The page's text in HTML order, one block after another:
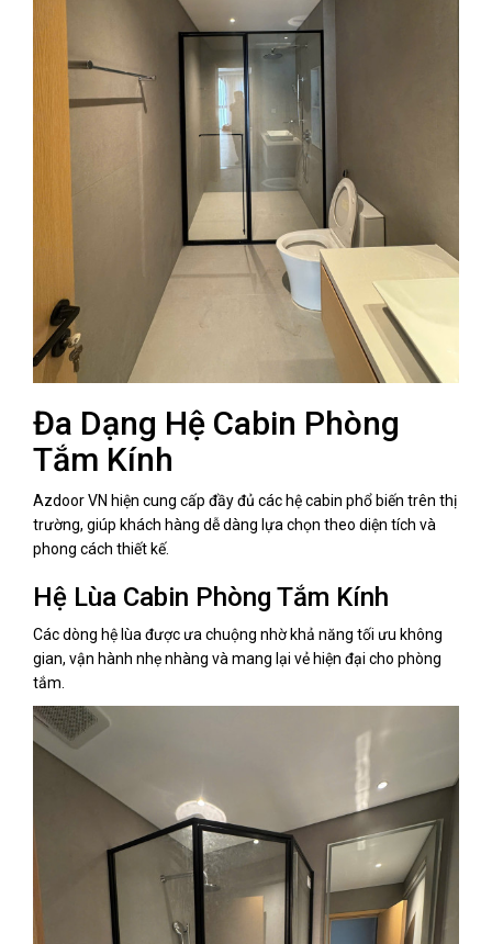
Đa Dạng Hệ Cabin Phòng
Tắm Kính
Azdoor VN hiện cung cấp đầy đủ các hệ cabin phổ biến trên thị
trường, giúp khách hàng dễ dàng lựa chọn theo diện tích và
phong cách thiết kế.
Hệ Lùa Cabin Phòng Tắm Kính
Các dòng hệ lùa được ưa chuộng nhờ khả năng tối ưu không
gian, vận hành nhẹ nhàng và mang lại vẻ hiện đại cho phòng
tắm.